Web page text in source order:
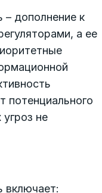
– дополнение к
а ее
потенциального
не
включает: